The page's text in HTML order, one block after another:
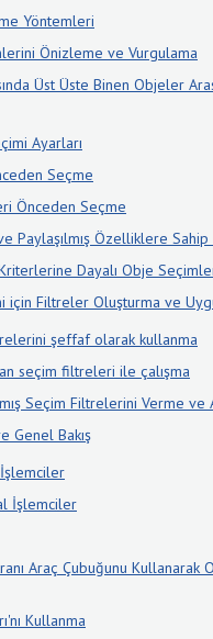
Yöntemleri
Önizleme ve Vurgulama
Üst Üste Binen Objeler
Ayarları
Seçme
Önceden Seçme
Paylaşılmış Özelliklere
Dayalı Obje
için Filtreler Oluşturma ve
şeffaf olarak kullanma
seçim filtreleri ile çalışma
Seçim Filtrelerini Verme ve
Genel Bakış
İşlemciler
Araç Çubuğunu Kullanarak
Kullanma